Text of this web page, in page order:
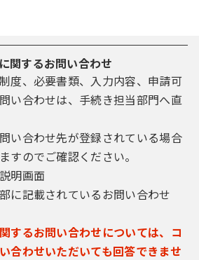
関するお問い合わせ
度、必要書類、入力内容、申請可
い合わせは、手続き担当部門へ直
い合わせ先が登録されている場合
すのでご確認ください。
明画面
に記載されているお問い合わせ
するお問い合わせについては、コ
合わせいただいても回答できませ